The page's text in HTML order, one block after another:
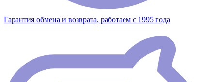
Гарантия обмена и возврата, работаем с 1995 года